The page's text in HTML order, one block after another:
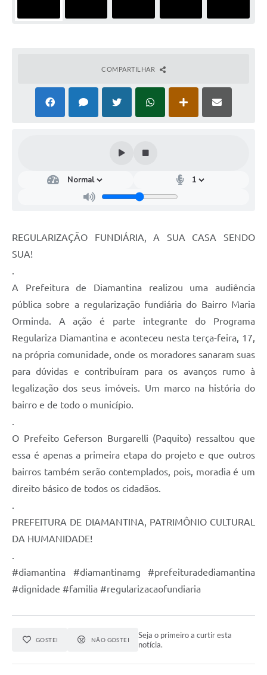
COMPARTILHAR
REGULARIZAÇÃO FUNDIÁRIA, A SUA CASA SENDO
SUA!
A Prefeitura de Diamantina realizou uma audiência
pública sobre a regularização fundiária do Bairro Maria
Orminda. A ação é parte integrante do Programa
Regulariza Diamantina e aconteceu nesta terça-feira, 17,
na própria comunidade, onde os moradores sanaram suas
para dúvidas e contribuíram para os avanços rumo à
legalização dos seus imóveis. Um marco na história do
bairro e de todo o município.
O Prefeito Geferson Burgarelli (Paquito) ressaltou que
essa é apenas a primeira etapa do projeto e que outros
bairros também serão contemplados, pois, moradia é um
direito básico de todos os cidadãos.
PREFEITURA DE DIAMANTINA, PATRIMÔNIO CULTURAL
DA HUMANIDADE!
#diamantina #diamantinamg #prefeituradediamantina
#dignidade #familia #regularizacaofundiaria
GOSTEI NÃO GOSTEI
Seja o primeiro a curtir esta
notícia.